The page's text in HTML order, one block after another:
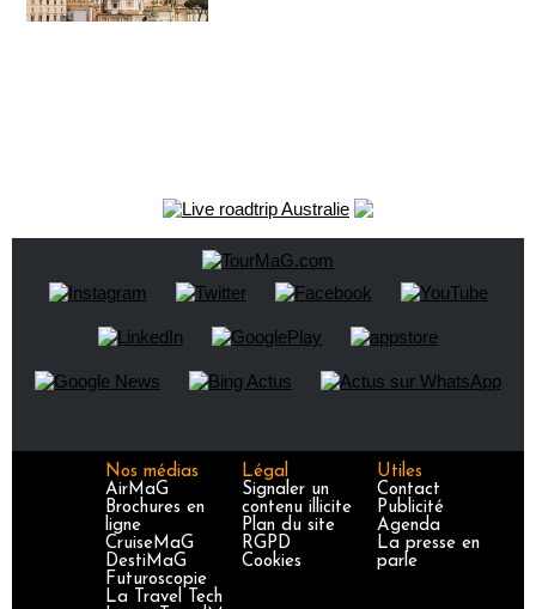
Nos médias
AirMaG
Brochures en
ligne
CruiseMaG
DestiMaG
Futuroscopie
La Travel Tech
Légal
Signaler un
contenu illicite
Plan du site
RGPD
Cookies
Utiles
Contact
Publicité
Agenda
La presse en
parle